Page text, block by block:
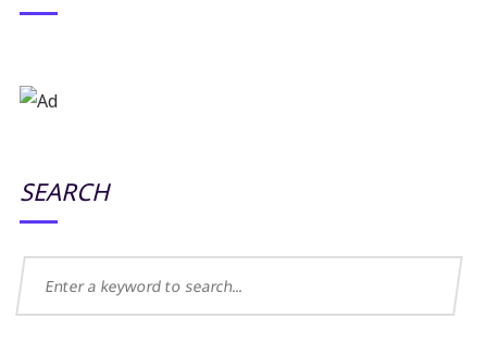
SEARCH